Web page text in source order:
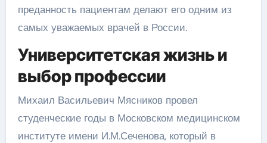
преданность пациентам делают его одним из
самых уважаемых врачей в России.
Университетская жизнь и
выбор профессии
Михаил Васильевич Мясников провел
студенческие годы в Московском медицинском
институте имени И.М.Сеченова, который в